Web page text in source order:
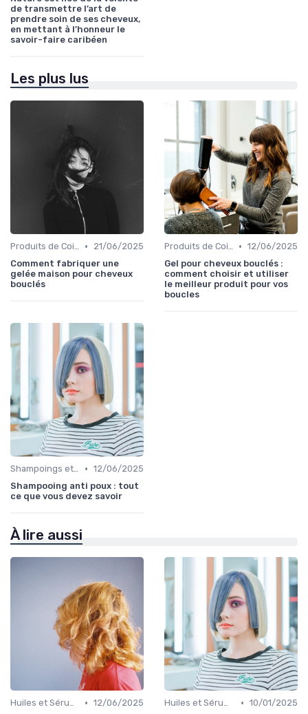
de transmettre l’art de
prendre soin de ses cheveux,
en mettant à l’honneur le
savoir-faire caribéen
Les plus lus
Produits de Coiffage •
21/06/2025
Comment fabriquer une
gelée maison pour cheveux
bouclés
Produits de Coiffage • 12/06/2025
Gel pour cheveux bouclés :
comment choisir et utiliser
le meilleur produit pour vos
boucles
Shampoings et Après-Shampoings • 12/06/2025
Shampooing anti poux : tout
ce que vous devez savoir
À lire aussi
Huiles et Sérums • 12/06/2025
Huiles et Sérums • 10/01/2025